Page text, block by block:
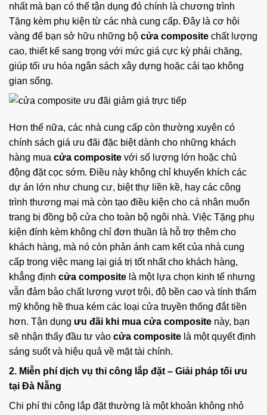
nhất mà bạn có thể tận dụng đó chính là chương trình
Tặng kèm phụ kiện từ các nhà cung cấp. Đây là cơ hội
vàng để bạn sở hữu những bộ cửa composite chất lượng
cao, thiết kế sang trọng với mức giá cực kỳ phải chăng,
giúp tối ưu hóa ngân sách xây dựng hoặc cải tạo không
gian sống.
Hơn thế nữa, các nhà cung cấp còn thường xuyên có
chính sách giá ưu đãi đặc biệt dành cho những khách
hàng mua cửa composite với số lượng lớn hoặc chủ
động đặt cọc sớm. Điều này không chỉ khuyến khích các
dự án lớn như chung cư, biệt thự liền kề, hay các công
trình thương mại mà còn tạo điều kiện cho cá nhân muốn
trang bị đồng bộ cửa cho toàn bộ ngôi nhà. Việc Tặng phụ
kiện đính kèm không chỉ đơn thuần là hỗ trợ thêm cho
khách hàng, mà nó còn phản ánh cam kết của nhà cung
cấp trong việc mang lại giá trị tốt nhất cho khách hàng,
khẳng định cửa composite là một lựa chọn kinh tế nhưng
vẫn đảm bảo chất lượng vượt trội, độ bền cao và tính thẩm
mỹ không hề thua kém các loại cửa truyền thống đắt tiền
hơn. Tận dụng ưu đãi khi mua cửa composite này, bạn
sẽ nhận thấy đầu tư vào cửa composite là một quyết định
sáng suốt và hiệu quả về mặt tài chính.
2. Miễn phí dịch vụ thi công lắp đặt – Giải pháp tối ưu
tại Đà Nẵng
Chi phí thi công lắp đặt thường là một khoản không nhỏ